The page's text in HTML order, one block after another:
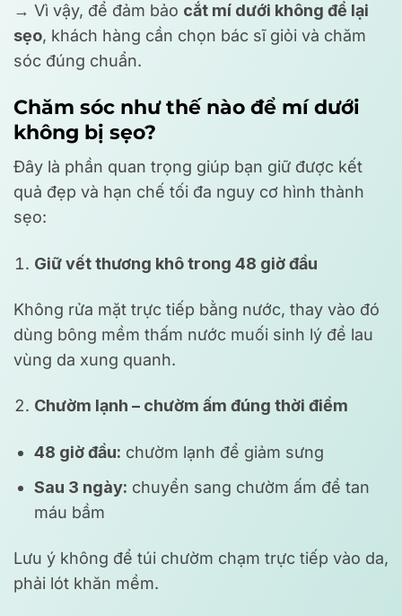
→ Vì vậy, để đảm bảo cắt mí dưới không để lại
sẹo, khách hàng cần chọn bác sĩ giỏi và chăm
sóc đúng chuẩn.
Chăm sóc như thế nào để mí dưới
không bị sẹo?
Đây là phần quan trọng giúp bạn giữ được kết
quả đẹp và hạn chế tối đa nguy cơ hình thành
sẹo:
Giữ vết thương khô trong 48 giờ đầu
Không rửa mặt trực tiếp bằng nước, thay vào đó
dùng bông mềm thấm nước muối sinh lý để lau
vùng da xung quanh.
Chườm lạnh – chườm ấm đúng thời điểm
48 giờ đầu: chườm lạnh để giảm sưng
Sau 3 ngày: chuyển sang chườm ấm để tan
máu bầm
Lưu ý không để túi chườm chạm trực tiếp vào da,
phải lót khăn mềm.